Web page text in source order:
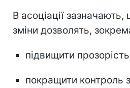
В асоціації
зміни дозволять,
підвищити
покращити контроль